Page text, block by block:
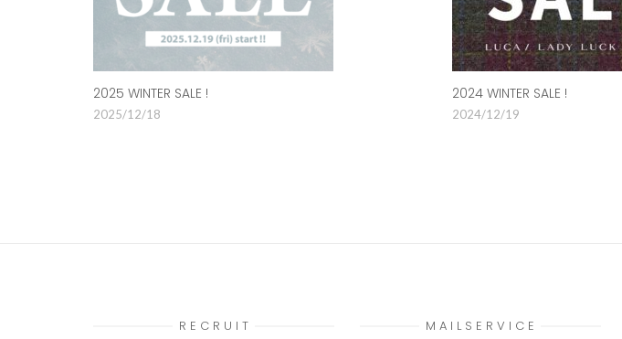
2025 WINTER SALE !
2025/12/18
2024 WINTER SALE !
2024/12/19
R E C R U I T M A I L S E R V I C E